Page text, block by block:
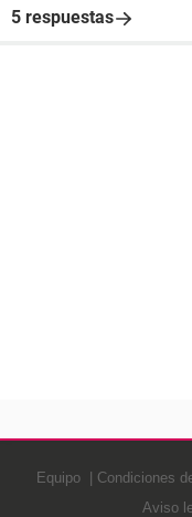
5 respuestas
Equipo Condiciones
Aviso